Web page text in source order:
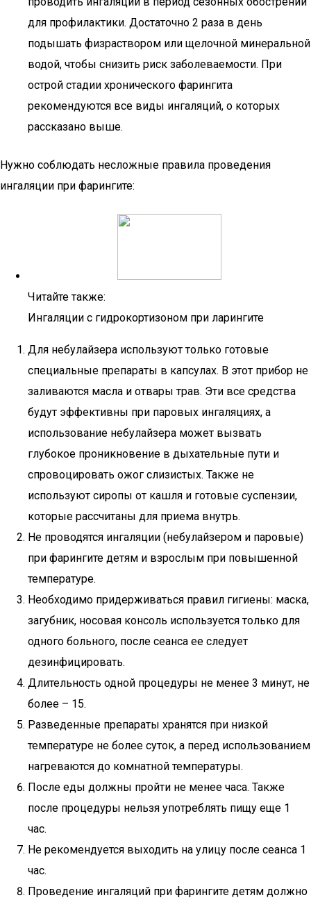
для профилактики. Достаточно 2 раза в день
подышать физраствором или щелочной минеральной
водой, чтобы снизить риск заболеваемости. При
острой стадии хронического фарингита
рекомендуются все виды ингаляций, о которых
рассказано выше.
Нужно соблюдать несложные правила проведения
ингаляции при фарингите:
Читайте также:
Ингаляции с гидрокортизоном при ларингите
Для небулайзера используют только готовые
специальные препараты в капсулах. В этот прибор не
заливаются масла и отвары трав. Эти все средства
будут эффективны при паровых ингаляциях, а
использование небулайзера может вызвать
глубокое проникновение в дыхательные пути и
спровоцировать ожог слизистых. Также не
используют сиропы от кашля и готовые суспензии,
которые рассчитаны для приема внутрь.
Не проводятся ингаляции (небулайзером и паровые)
при фарингите детям и взрослым при повышенной
температуре.
Необходимо придерживаться правил гигиены: маска,
загубник, носовая консоль используется только для
одного больного, после сеанса ее следует
дезинфицировать.
Длительность одной процедуры не менее 3 минут, не
более – 15.
Разведенные препараты хранятся при низкой
температуре не более суток, а перед использованием
нагреваются до комнатной температуры.
После еды должны пройти не менее часа. Также
после процедуры нельзя употреблять пищу еще 1
час.
Не рекомендуется выходить на улицу после сеанса 1
час.
Проведение ингаляций при фарингите детям должно